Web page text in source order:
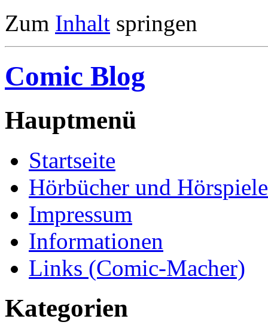
Zum Inhalt springen
Comic Blog
Hauptmenü
Startseite
Hörbücher und Hörspiele
Impressum
Informationen
Links (Comic-Macher)
Kategorien